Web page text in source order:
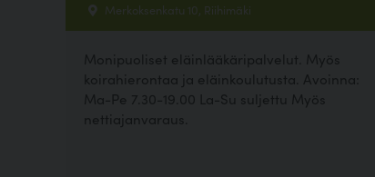
Merkoksenkatu 10, Riihimäki
Monipuoliset eläinlääkäripalvelut. Myös
koirahierontaa ja eläinkoulutusta. Avoinna:
Ma-Pe 7.30-19.00 La-Su suljettu Myös
nettiajanvaraus.